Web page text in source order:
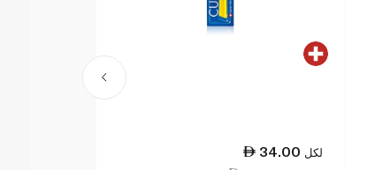
34.00 لكل